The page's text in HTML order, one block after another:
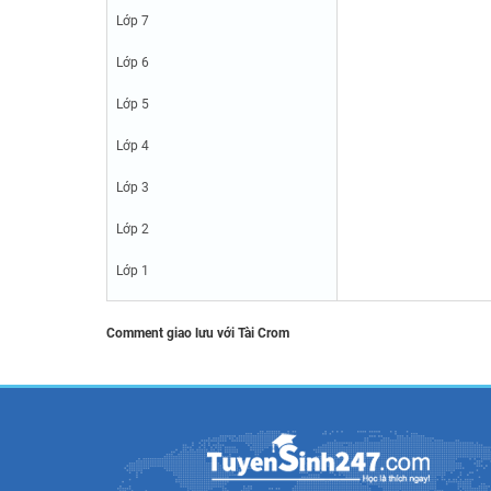
Lớp 7
Lớp 6
Lớp 5
Lớp 4
Lớp 3
Lớp 2
Lớp 1
Comment giao lưu với Tài Crom